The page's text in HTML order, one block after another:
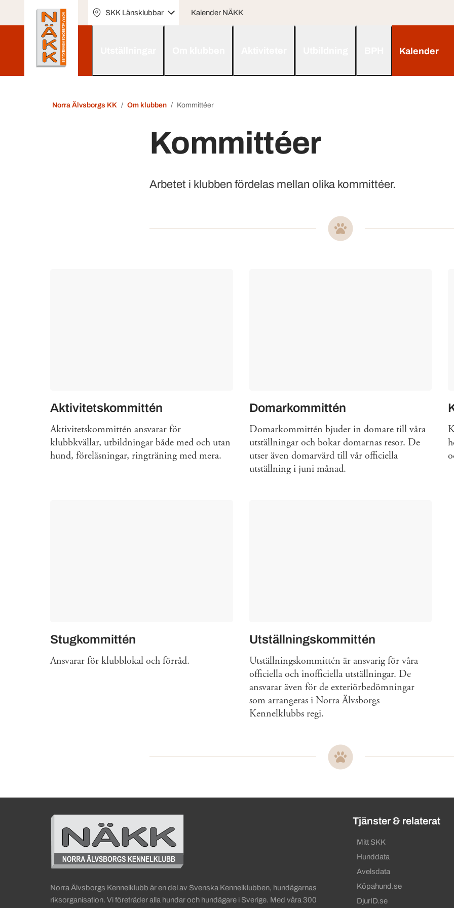
SKK Länsklubbar Kalender NÄKK
Kalender
Norra Älvsborgs KK Om klubben Kommittéer
Kommittéer
Arbetet i klubben fördelas mellan olika kommittéer.
Aktivitetskommittén
Aktivitetskommittén ansvarar för
klubbkvällar, utbildningar både med och utan
hund, föreläsningar, ringträning med mera.
Domarkommittén
Domarkommittén bjuder in domare till våra
utställningar och bokar domarnas resor. De
utser även domarvärd till vår officiella
utställning i juni månad.
Stugkommittén
Ansvarar för klubblokal och förråd.
Utställningskommittén
Utställningskommittén är ansvarig för våra
officiella och inofficiella utställningar. De
ansvarar även för de exteriörbedömningar
som arrangeras i Norra Älvsborgs
Kennelklubbs regi.
Sidinformation och användbara länkar
Köpa hund startsida
Norra Älvsborgs Kennelklubb är en del av Svenska Kennelklubben, hundägarnas
riksorganisation. Vi företräder alla hundar och hundägare i Sverige. Med våra 300
Tjänster & relaterat
Mitt SKK
Hunddata
Avelsdata
Köpahund.se
DjurID.se